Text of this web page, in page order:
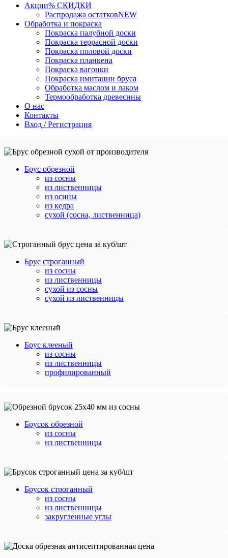
Акции% СКИДКИ
Распродажа остатковNEW
Обработка и покраска
Покраска палубной доски
Покраска террасной доски
Покраска половой доски
Покраска планкена
Покраска вагонки
Покраска имитации бруса
Обработка маслом и лаком
Термообработка древесины
О нас
Контакты
Вход / Регистрация
Брус обрезной
из сосны
из лиственницы
из осины
из кедра
сухой (сосна, лиственница)
Брус строганный
из сосны
из лиственницы
сухой из сосны
сухой из лиственницы
Брус клееный
из сосны
из лиственницы
профилированный
Брусок обрезной
из сосны
из лиственницы
Брусок строганный
из сосны
из лиственницы
закругленные углы